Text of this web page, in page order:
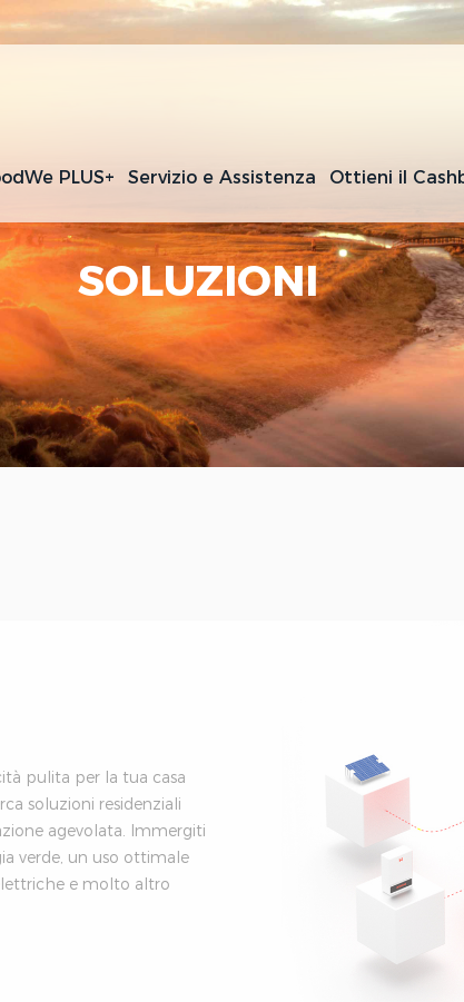
PLUS+ Servizio e Assistenza Ottieni il
SOLUZIONI
pulita per la tua casa
soluzioni residenziali
agevolata. Immergiti
verde, un uso ottimale
e molto altro